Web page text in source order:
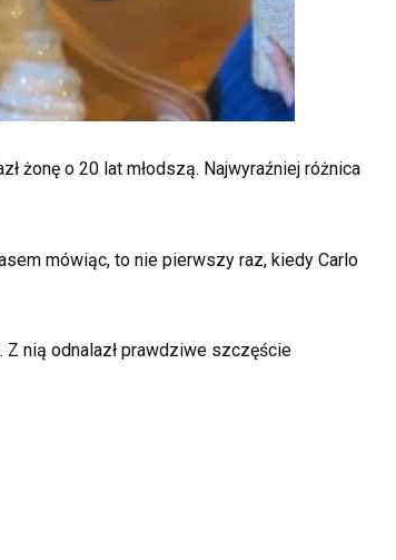
żonę o 20 lat młodszą. Najwyraźniej różnica
mówiąc, to nie pierwszy raz, kiedy Carlo
Z nią odnalazł prawdziwe szczęście